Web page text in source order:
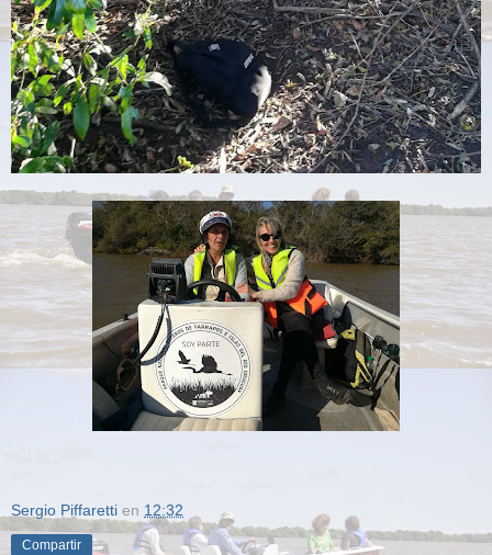
Sergio Piffaretti en 12:32
Compartir